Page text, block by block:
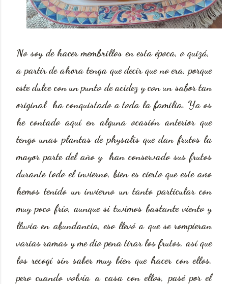
No soy de hacer membrillos en esta época, o quizá,
a partir de ahora tenga que decir que no era, porque
este dulce con un punto de acidez y con un sabor tan
original ha conquistado a toda la familia. Ya os
he contado aquí en alguna ocasión anterior que
tengo unas plantas de physalis que dan frutos la
mayor parte del año y han conservado sus frutos
durante todo el invierno, bien es cierto que este año
hemos tenido un invierno un tanto particular con
muy poco frío, aunque si tuvimos bastante viento y
lluvia en abundancia, eso llevó a que se rompieran
varias ramas y me dio pena tirar los frutos, así que
los recogí sin saber muy bien que hacer con ellos,
pero cuando volvía a casa con ellos, pasé por el